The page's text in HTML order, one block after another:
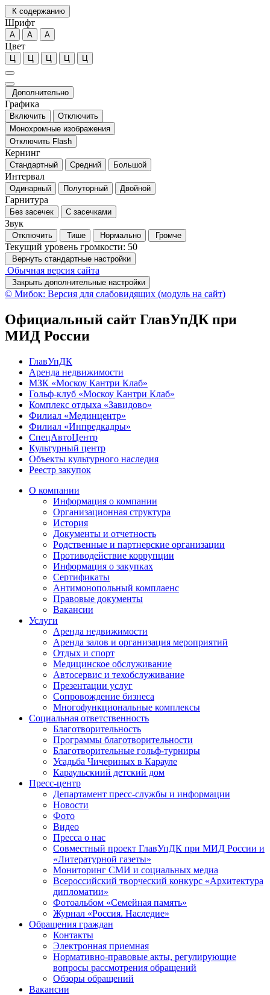
К содержанию
Шрифт
А А А
Цвет
Ц Ц Ц Ц Ц
Дополнительно
Графика
Включить
Отключить
Монохромные изображения
Отключить Flash
Кернинг
Стандартный Средний Большой
Интервал
Одинарный Полуторный Двойной
Гарнитура
Без засечек С засечками
Звук
Отключить Тише Нормально Громче
Текущий уровень громкости: 50
Вернуть стандартные настройки
Обычная версия сайта
Закрыть дополнительные настройки
© Мибок: Версия для слабовидящих (модуль на сайт)
Официальный сайт ГлавУпДК при
МИД России
ГлавУпДК
Аренда недвижимости
МЗК «Москоу Кантри Клаб»
Гольф-клуб «Москоу Кантри Клаб»
Комплекс отдыха «Завидово»
Филиал «Мединцентр»
Филиал «Инпредкадры»
СпецАвтоЦентр
Культурный центр
Объекты культурного наследия
Реестр закупок
О компании
Информация о компании
Организационная структура
История
Документы и отчетность
Родственные и партнерские организации
Противодействие коррупции
Информация о закупках
Сертификаты
Антимонопольный комплаенс
Правовые документы
Вакансии
Услуги
Аренда недвижимости
Аренда залов и организация мероприятий
Отдых и спорт
Медицинское обслуживание
Автосервис и техобслуживание
Презентации услуг
Сопровождение бизнеса
Многофункциональные комплексы
Социальная ответственность
Благотворительность
Программы благотворительности
Благотворительные гольф-турниры
Усадьба Чичериных в Карауле
Караульскиий детский дом
Пресс-центр
Департамент пресс-службы и информации
Новости
Фото
Видео
Пресса о нас
Совместный проект ГлавУпДК при МИД России и
«Литературной газеты»
Мониторинг СМИ и социальных медиа
Всероссийский творческий конкурс «Архитектура
дипломатии»
Фотоальбом «Семейная память»
Журнал «Россия. Наследие»
Обращения граждан
Контакты
Электронная приемная
Нормативно-правовые акты, регулирующие
вопросы рассмотрения обращений
Обзоры обращений
Вакансии